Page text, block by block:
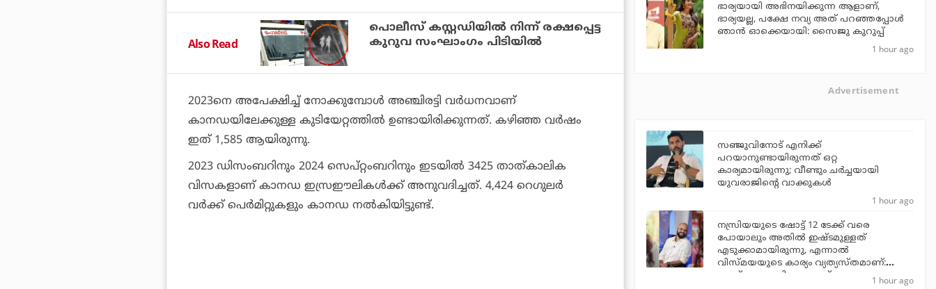
Also Read
പൊലീസ് കസ്റ്റഡിയില്‍ നിന്ന് രക്ഷപ്പെട്ട
കുറുവ സംഘാംഗം പിടിയില്‍
2023നെ അപേക്ഷിച്ച് നോക്കുമ്പോള്‍ അഞ്ചിരട്ടി വര്‍ധനവാണ്
കാനഡയിലേക്കുള്ള കുടിയേറ്റത്തില്‍ ഉണ്ടായിരിക്കുന്നത്. കഴിഞ്ഞ വര്‍ഷം
ഇത് 1,585 ആയിരുന്നു.
2023 ഡിസംബറിനും 2024 സെപ്റ്റംബറിനും ഇടയില്‍ 3425 താത്കാലിക
വിസകളാണ് കാനഡ ഇസ്രഈലികള്‍ക്ക് അനുവദിച്ചത്. 4,424 റെഗുലര്‍
വര്‍ക്ക് പെര്‍മിറ്റുകളും കാനഡ നല്‍കിയിട്ടുണ്ട്.
ഭാര്യയായി അഭിനയിക്കുന്ന ആളാണ്,
ഭാര്യയല്ല, പക്ഷേ നവ്യ അത് പറഞ്ഞപ്പോള്‍
ഞാന്‍ ഓക്കെയായി: സൈജു കുറുപ്പ്
1 hour ago
Advertisement
സഞ്ജുവിനോട് എനിക്ക്
പറയാനുണ്ടായിരുന്നത് ഒറ്റ
കാര്യമായിരുന്നു; വീണ്ടും ചര്‍ച്ചയായി
യുവരാജിന്റെ വാക്കുകള്‍
1 hour ago
നസ്രിയയുടെ ഷോട്ട് 12 ടേക്ക് വരെ
പോയാലും അതില്‍ ഇഷ്ടമുള്ളത്
എടുക്കാമായിരുന്നു, എന്നാല്‍
വിസ്മയയുടെ കാര്യം വ്യത്യസ്തമാണ്:
ജൂഡ് ആന്തണി ജോസഫ്
1 hour ago